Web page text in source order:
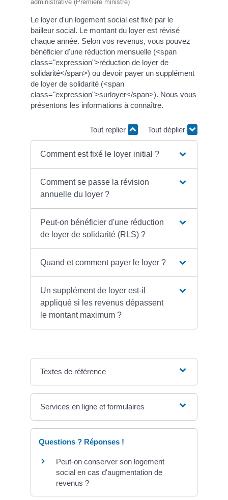
administrative (Première ministre)
Le loyer d'un logement social est fixé par le
bailleur social. Le montant du loyer est révisé
chaque année. Selon vos revenus, vous pouvez
bénéficier d'une réduction mensuelle (<span
class="expression">réduction de loyer de
solidarité</span>) ou devoir payer un supplément
de loyer de solidarité (<span
class="expression">surloyer</span>). Nous vous
présentons les informations à connaître.
Tout replier Tout déplier
Comment est fixé le loyer initial ?
Comment se passe la révision
annuelle du loyer ?
Peut-on bénéficier d'une réduction
de loyer de solidarité (RLS) ?
Quand et comment payer le loyer ?
Un supplément de loyer est-il
appliqué si les revenus dépassent
le montant maximum ?
Textes de référence
Services en ligne et formulaires
Questions ? Réponses !
Peut-on conserver son logement
social en cas d'augmentation de
revenus ?